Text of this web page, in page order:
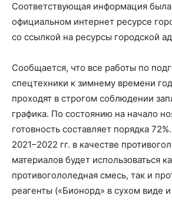
Соответствующая информация
официальном интернет ресурсе
со ссылкой на ресурсы городской
Сообщается, что все работы по
спецтехники к зимнему времени
проходят в строгом соблюдении
графика. По состоянию на начало
готовность составляет порядка
2021–2022 гг. в качестве
материалов будет использоваться
противогололедная смесь, так и
реагенты («Бионорд» в сухом виде